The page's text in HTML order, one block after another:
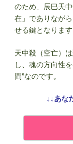
のため、辰巳天
在」でありなが
せる鍵となります
天中殺（空亡）
し、魂の方向性
間”なのです。
↓↓あな